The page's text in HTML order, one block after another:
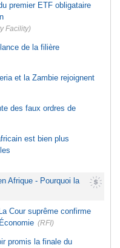
Crise sanitaire au pays -
d'Ebola
premier ETF obligataire
Facility)
de la filière
et la Zambie rejoignent
des faux ordres de
est bien plus
Afrique - Pourquoi la
Cour suprême confirme
(RFI)
promis la finale du